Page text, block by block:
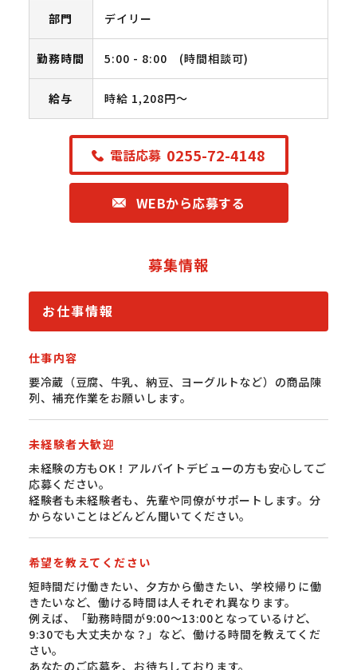
部門 デイリー
勤務時間 5:00 - 8:00 (時間相談可)
給与 時給 1,208円〜
電話応募 0255-72-4148
WEBから応募する
募集情報
お仕事情報
仕事内容
要冷蔵（豆腐、牛乳、納豆、ヨーグルトなど）の商品陳
列、補充作業をお願いします。
未経験者大歓迎
未経験の方もOK！アルバイトデビューの方も安心してご
応募ください。
経験者も未経験者も、先輩や同僚がサポートします。分
からないことはどんどん聞いてください。
希望を教えてください
短時間だけ働きたい、夕方から働きたい、学校帰りに働
きたいなど、働ける時間は人それぞれ異なります。
例えば、「勤務時間が9:00〜13:00となっているけど、
9:30でも大丈夫かな？」など、働ける時間を教えてくだ
さい。
あなたのご応募を、お待ちしております。